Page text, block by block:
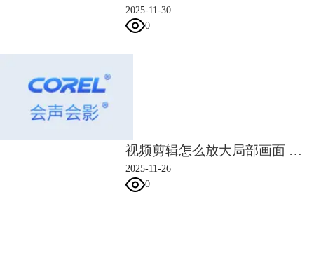
2.会声会影中的滤镜已经事先分好类别，并保存在不同的文件夹中。找
到“调整”类别的滤镜，选择其中的“抵消摇动”，并将其拖动到时间轴中的
2025-11-30
0
视频剪辑怎么放大局部画面 视频剪辑怎么让画面定格
2025-11-26
0